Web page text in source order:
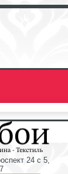
24 с 5,